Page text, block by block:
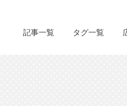
記事一覧 タグ一覧